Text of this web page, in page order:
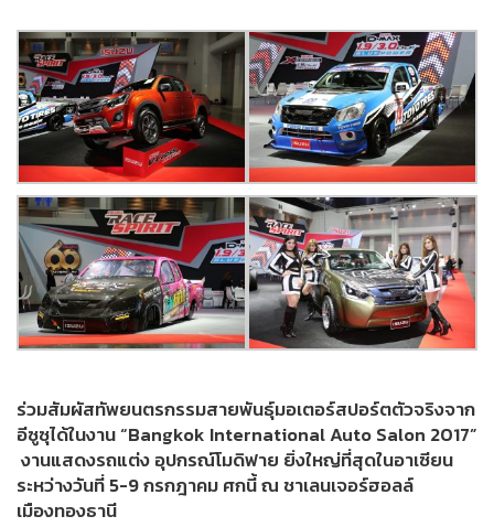
ร่วมสัมผัสทัพยนตรกรรมสายพันธุ์มอเตอร์สปอร์ตตัวจริงจาก
อีซูซุได้ในงาน “Bangkok International Auto Salon 2017”
งานแสดงรถแต่ง อุปกรณ์โมดิฟาย ยิ่งใหญ่ที่สุดในอาเซียน
ระหว่างวันที่ 5-9 กรกฎาคม ศกนี้ ณ ชาเลนเจอร์ฮอลล์
เมืองทองธานี